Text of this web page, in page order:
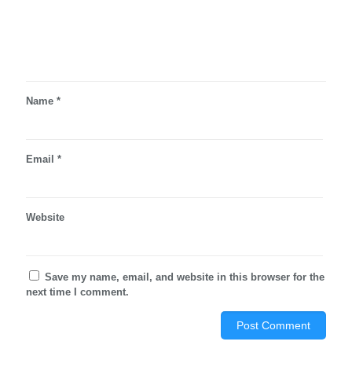
Name *
Email *
Website
Save my name, email, and website in this browser for the
next time I comment.